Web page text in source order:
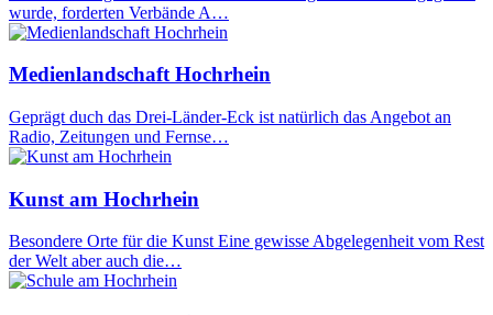
wurde, forderten Verbände A…
Medienlandschaft Hochrhein
Geprägt duch das Drei-Länder-Eck ist natürlich das Angebot an
Radio, Zeitungen und Fernse…
Kunst am Hochrhein
Besondere Orte für die Kunst Eine gewisse Abgelegenheit vom Rest
der Welt aber auch die…